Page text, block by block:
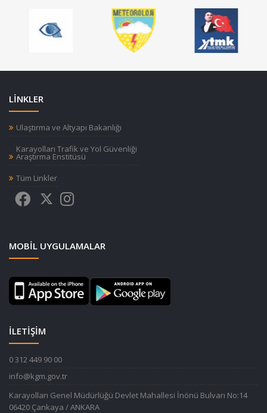
LİNKLER
Ulaştırma ve Altyapı Bakanlığı
Karayolları Trafik ve Yol Güvenliği
Araştırma Enstitüsü
Tüm Linkler
MOBIL UYGULAMALAR
İLETİŞİM
0 312 449 90 00
info@kgm.gov.tr
Karayolları Genel Müdürlüğü Devlet Mahallesi İnönü Bulvarı No:14
06420 Çankaya / ANKARA